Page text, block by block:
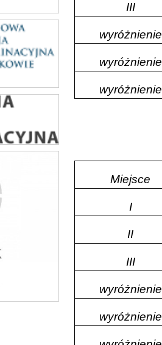
III
wyróżnienie
wyróżnienie
wyróżnienie
Miejsce
I
II
III
wyróżnienie
wyróżnienie